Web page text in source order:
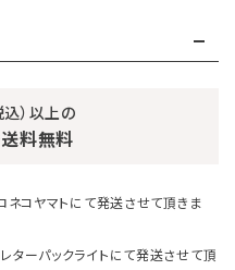
込）以上の
送料無料
コヤマトにて発送させて頂きま
ターパックライトにて発送させて頂